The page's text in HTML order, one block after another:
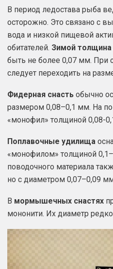
В период ледостава рыба
осторожно. Это связано с
вода и низкой пищевой
обитателей. Зимой толщина
быть не более 0,07 мм. При
следует переходить на
Фидерная снасть обычно
размером 0,08–0,1 мм. На
«монофил» толщиной 0,08-
Поплавочные удилища
«монофилом» толщиной
поводочного материала
но с диаметром 0,07–0,09
В мормышечных снастях
мононити. Их диаметр